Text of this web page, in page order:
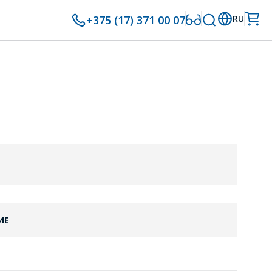
+375 (17) 371 00 07 RU